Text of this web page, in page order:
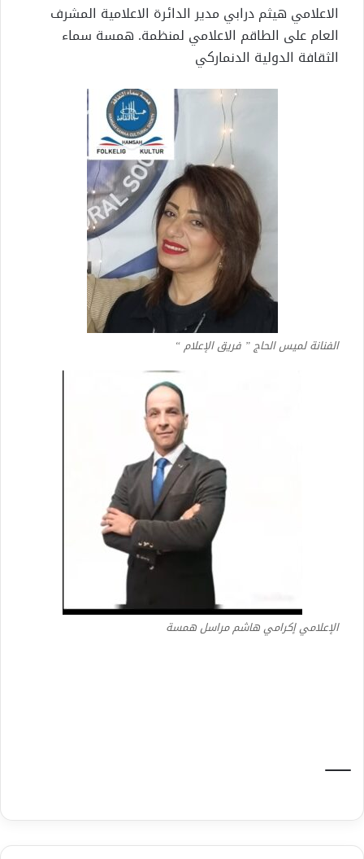
الاعلامي هيثم درابي مدير الدائرة الاعلامية المشرف
العام على الطاقم الاعلامي لمنظمة. همسة سماء
الثقافة الدولية الدنماركي
الفنانة لميس الحاج ” فريق الإعلام “
الإعلامي إكرامي هاشم مراسل همسة